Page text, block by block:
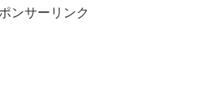
ンサーリンク